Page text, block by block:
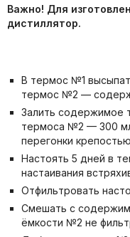
Важно! Для
дистиллятор.
В термос №1
термос №2 —
Залить содержимое
термоса №2 — 300
перегонки
Настоять 5 дней в
настаивания
Отфильтровать
Смешать с
ёмкости №2 не